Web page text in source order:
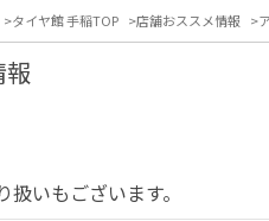
タイヤ館 手稲TOP 店舗おススメ情報
いもございます。